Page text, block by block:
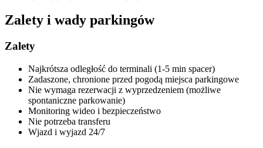
Zalety i wady parkingów
Zalety
Najkrótsza odległość do terminali (1-5 min spacer)
Zadaszone, chronione przed pogodą miejsca parkingowe
Nie wymaga rezerwacji z wyprzedzeniem (możliwe
spontaniczne parkowanie)
Monitoring wideo i bezpieczeństwo
Nie potrzeba transferu
Wjazd i wyjazd 24/7